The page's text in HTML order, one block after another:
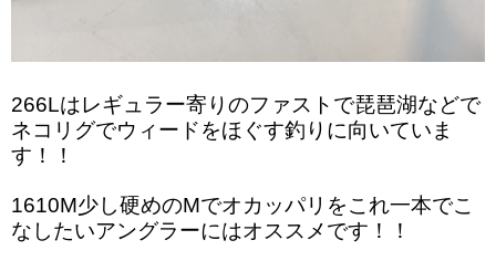
266Lはレギュラー寄りのファストで琵琶湖などで
ネコリグでウィードをほぐす釣りに向いていま
す！！
1610M少し硬めのMでオカッパリをこれ一本でこ
なしたいアングラーにはオススメです！！